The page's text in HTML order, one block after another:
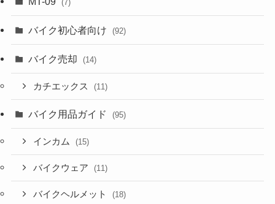
(7)
バイク初心者向け (92)
バイク売却 (14)
カチエックス (11)
バイク用品ガイド (95)
インカム (15)
バイクウェア (11)
バイクヘルメット (18)